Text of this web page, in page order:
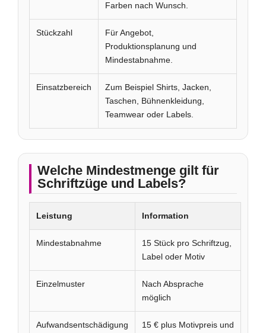
Farben nach Wunsch.
Stückzahl
Für Angebot,
Produktionsplanung und
Mindestabnahme.
Einsatzbereich
Zum Beispiel Shirts, Jacken,
Taschen, Bühnenkleidung,
Teamwear oder Labels.
Welche Mindestmenge gilt für
Schriftzüge und Labels?
Leistung Information
Mindestabnahme
15 Stück pro Schriftzug,
Label oder Motiv
Einzelmuster
Nach Absprache
möglich
Aufwandsentschädigung
15 € plus Motivpreis und